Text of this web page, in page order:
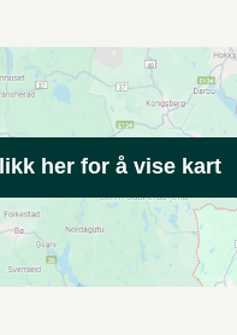
her for å vise kart